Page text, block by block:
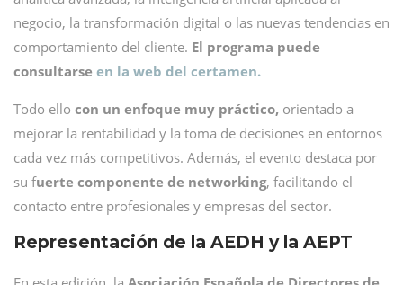
negocio, la transformación digital o las nuevas tendencias en
comportamiento del cliente. El programa puede
consultarse en la web del certamen.
Todo ello con un enfoque muy práctico, orientado a
mejorar la rentabilidad y la toma de decisiones en entornos
cada vez más competitivos. Además, el evento destaca por
su fuerte componente de networking, facilitando el
contacto entre profesionales y empresas del sector.
Representación de la AEDH y la AEPT